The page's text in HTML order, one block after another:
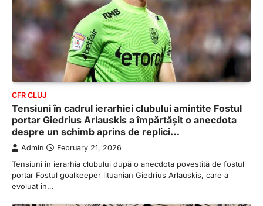
CFR CLUJ
Tensiuni în cadrul ierarhiei clubului amintite Fostul
portar Giedrius Arlauskis a împărtășit o anecdota
despre un schimb aprins de replici…
Admin February 21, 2026
Tensiuni în ierarhia clubului după o anecdota povestită de fostul
portar Fostul goalkeeper lituanian Giedrius Arlauskis, care a
evoluat în…